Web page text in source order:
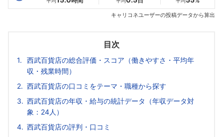
キャリコネユーザーの投稿データから算出
目次
西武百貨店の総合評価・スコア（働きやすさ・平均年
収・残業時間）
西武百貨店の口コミをテーマ・職種から探す
西武百貨店の年収・給与の統計データ（年収データ対
象：24人）
西武百貨店の評判・口コミ